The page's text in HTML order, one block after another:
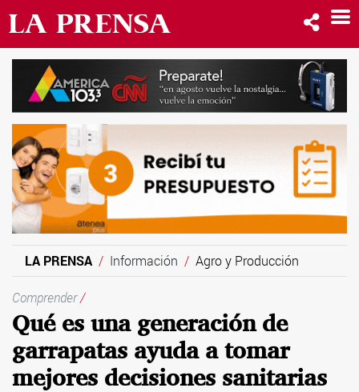
LA PRENSA Información Agro y Producción
Comprender/
Qué es una generación de
garrapatas ayuda a tomar
mejores decisiones sanitarias